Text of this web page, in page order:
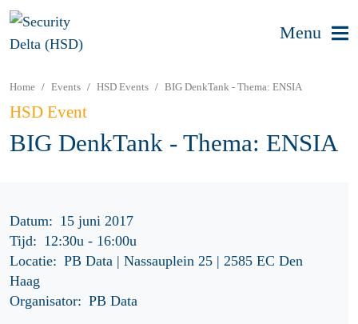
Menu
Home Events HSD Events BIG DenkTank - Thema: ENSIA
HSD Event
BIG DenkTank - Thema: ENSIA
Datum: 15 juni 2017
Tijd: 12:30u- 16:00u
Locatie: PB Data | Nassauplein 25 | 2585 EC Den
Haag
Organisator: PB Data